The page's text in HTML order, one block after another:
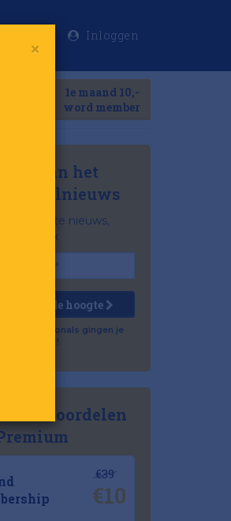
Inloggen
1e maand 10,-
word member
van het
retailnieuws
nieuws,
in je inbox
mij op de hoogte
professionals gingen je
voor!
de voordelen
€39
€10
×